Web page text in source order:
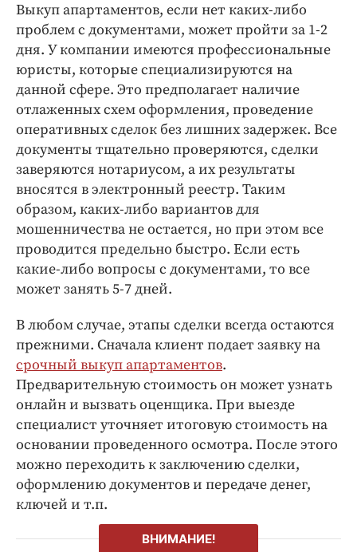
Выкуп апартаментов, если нет каких-либо
проблем с документами, может пройти за 1-2
дня. У компании имеются профессиональные
юристы, которые специализируются на
данной сфере. Это предполагает наличие
отлаженных схем оформления, проведение
оперативных сделок без лишних задержек. Все
документы тщательно проверяются, сделки
заверяются нотариусом, а их результаты
вносятся в электронный реестр. Таким
образом, каких-либо вариантов для
мошенничества не остается, но при этом все
проводится предельно быстро. Если есть
какие-либо вопросы с документами, то все
может занять 5-7 дней.
В любом случае, этапы сделки всегда остаются
прежними. Сначала клиент подает заявку на
срочный выкуп апартаментов.
Предварительную стоимость он может узнать
онлайн и вызвать оценщика. При выезде
специалист уточняет итоговую стоимость на
основании проведенного осмотра. После этого
можно переходить к заключению сделки,
оформлению документов и передаче денег,
ключей и т.п.
ВНИМАНИЕ!